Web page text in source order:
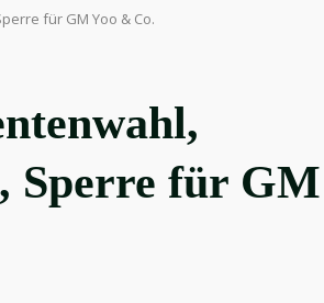
für GM Yoo & Co.
Sperre für GM